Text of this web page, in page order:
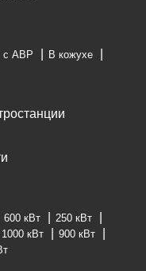
с АВР
В кожухе
600 кВт
250 кВт
1000 кВт
900 кВт